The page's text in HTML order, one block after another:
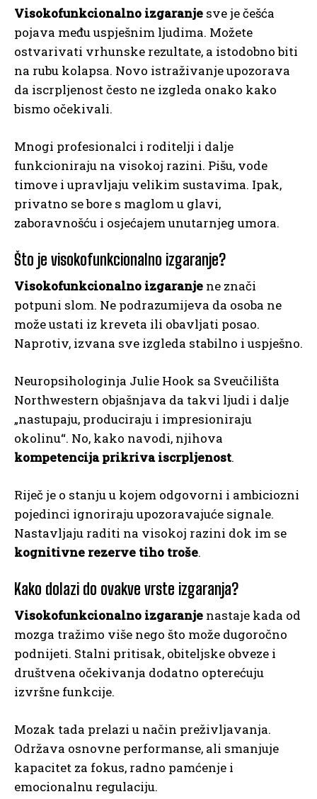
Visokofunkcionalno izgaranje sve je češća
pojava među uspješnim ljudima. Možete
ostvarivati vrhunske rezultate, a istodobno biti
na rubu kolapsa. Novo istraživanje upozorava
da iscrpljenost često ne izgleda onako kako
bismo očekivali.
Mnogi profesionalci i roditelji i dalje
funkcioniraju na visokoj razini. Pišu, vode
timove i upravljaju velikim sustavima. Ipak,
privatno se bore s maglom u glavi,
zaboravnošću i osjećajem unutarnjeg umora.
Što je visokofunkcionalno izgaranje?
Visokofunkcionalno izgaranje ne znači
potpuni slom. Ne podrazumijeva da osoba ne
može ustati iz kreveta ili obavljati posao.
Naprotiv, izvana sve izgleda stabilno i uspješno.
Neuropsihologinja Julie Hook sa Sveučilišta
Northwestern objašnjava da takvi ljudi i dalje
„nastupaju, produciraju i impresioniraju
okolinu“. No, kako navodi, njihova
kompetencija prikriva iscrpljenost.
Riječ je o stanju u kojem odgovorni i ambiciozni
pojedinci ignoriraju upozoravajuće signale.
Nastavljaju raditi na visokoj razini dok im se
kognitivne rezerve tiho troše.
Kako dolazi do ovakve vrste izgaranja?
Visokofunkcionalno izgaranje nastaje kada od
mozga tražimo više nego što može dugoročno
podnijeti. Stalni pritisak, obiteljske obveze i
društvena očekivanja dodatno opterećuju
izvršne funkcije.
Mozak tada prelazi u način preživljavanja.
Održava osnovne performanse, ali smanjuje
kapacitet za fokus, radno pamćenje i
emocionalnu regulaciju.